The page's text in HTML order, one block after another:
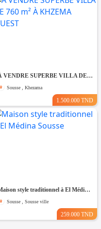
À VENDRE SUPERBE VILLA DE 760 m² À KHZEMA OUEST
Sousse , Khezama
1.500.000 TND
Maison style traditionnel à El Médina Sousse
Sousse , Sousse ville
259.000 TND